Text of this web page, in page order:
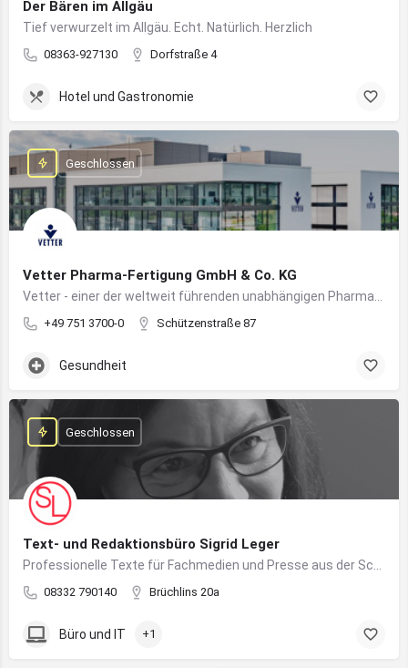
Der Bären im Allgäu
Tief verwurzelt im Allgäu. Echt. Natürlich. Herzlich
08363-927130 Dorfstraße 4
Hotel und Gastronomie
Vetter Pharma-Fertigung GmbH & Co. KG
+49 751 3700-0 Schützenstraße 87
Geschlossen
Gesundheit
Text- und Redaktionsbüro Sigrid Leger
08332 790140 Brüchlins 20a
Geschlossen
Büro und IT +1